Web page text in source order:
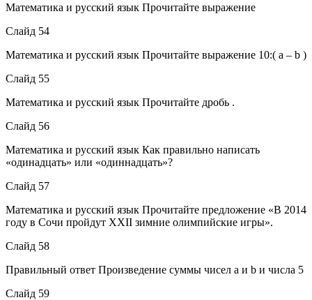
Математика и русский язык Прочитайте выражение
Слайд 54
Математика и русский язык Прочитайте выражение 10:( a – b )
Слайд 55
Математика и русский язык Прочитайте дробь .
Слайд 56
Математика и русский язык Как правильно написать
«одинадцать» или «одиннадцать»?
Слайд 57
Математика и русский язык Прочитайте предложение «В 2014
году в Сочи пройдут XXII зимние олимпийские игры».
Слайд 58
Правильный ответ Произведение суммы чисел a и b и числа 5
Слайд 59